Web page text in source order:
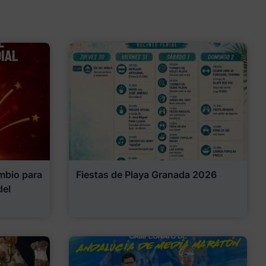
para
Fiestas de Playa Granada 2026